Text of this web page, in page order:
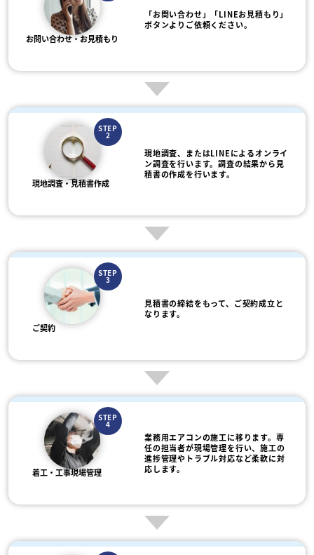
お問い合わせ・お見積もり
「お問い合わせ」「LINEお見積もり」
ボタンよりご依頼ください。
STEP
2
現地調査・見積書作成
現地調査、またはLINEによるオンライ
ン調査を行います。調査の結果から見
積書の作成を行います。
STEP
3
ご契約
見積書の締結をもって、ご契約成立と
なります。
STEP
4
着工・工事現場管理
業務用エアコンの施工に移ります。専
任の担当者が現場管理を行い、施工の
進捗管理やトラブル対応など柔軟に対
応します。